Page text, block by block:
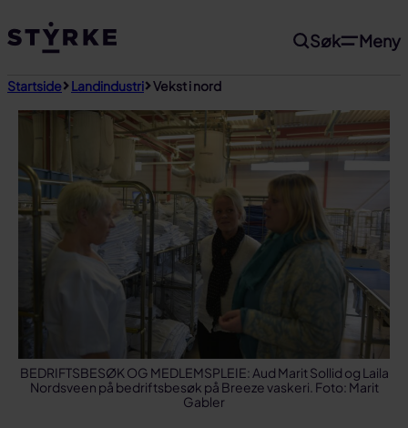
til
Søk Meny
Startside Landindustri Vekst i nord
BEDRIFTSBESØK OG MEDLEMSPLEIE: Aud Marit Sollid og Laila
Nordsveen på bedriftsbesøk på Breeze vaskeri. Foto: Marit
Gabler